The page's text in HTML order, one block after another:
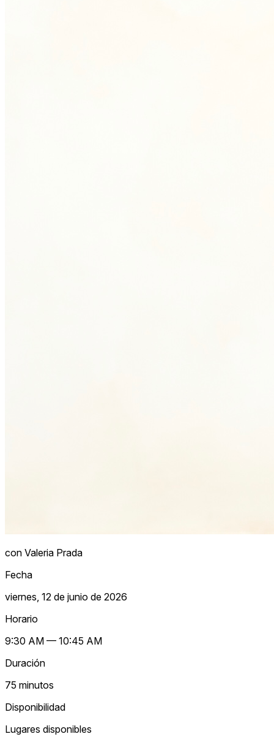
con Valeria Prada
Fecha
viernes, 12 de junio de 2026
Horario
9:30 AM — 10:45 AM
Duración
75 minutos
Disponibilidad
Lugares disponibles